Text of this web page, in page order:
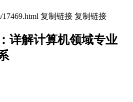
17469.html 复制链接 复制链接
详解计算机领域专业